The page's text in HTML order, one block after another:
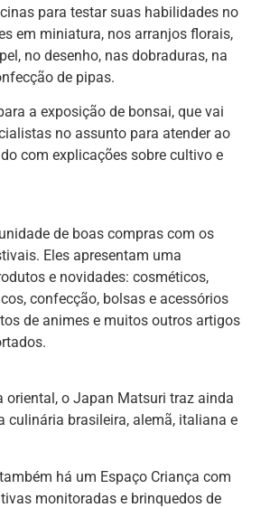
para testar suas habilidades no
em miniatura, nos arranjos florais,
no desenho, nas dobraduras, na
de pipas.
a exposição de bonsai, que vai
no assunto para atender ao
com explicações sobre cultivo e
de boas compras com os
Eles apresentam uma
e novidades: cosméticos,
confecção, bolsas e acessórios
de animes e muitos outros artigos
oriental, o Japan Matsuri traz ainda
culinária brasileira, alemã, italiana e
há um Espaço Criança com
monitoradas e brinquedos de